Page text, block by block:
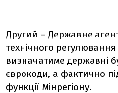
Другий – Державне
технічного регулювання
визначатиме державні
єврокоди, а фактично
функції Мінрегіону.